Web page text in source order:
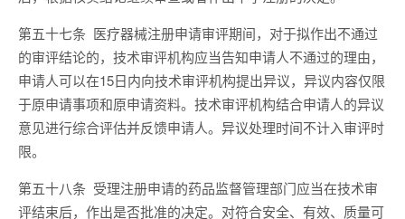
第五十七条 医疗器械注册申请审评期间，对于拟作出不通过
的审评结论的，技术审评机构应当告知申请人不通过的理由，
申请人可以在15日内向技术审评机构提出异议，异议内容仅限
于原申请事项和原申请资料。技术审评机构结合申请人的异议
意见进行综合评估并反馈申请人。异议处理时间不计入审评时
限。
第五十八条 受理注册申请的药品监督管理部门应当在技术审
评结束后，作出是否批准的决定。对符合安全、有效、质量可